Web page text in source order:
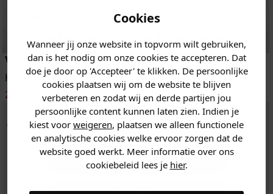
Cookies
Wanneer jij onze website in topvorm wilt gebruiken,
dan is het nodig om onze cookies te accepteren. Dat
doe je door op 'Accepteer' te klikken. De persoonlijke
cookies plaatsen wij om de website te blijven
verbeteren en zodat wij en derde partijen jou
persoonlijke content kunnen laten zien. Indien je
kiest voor weigeren, plaatsen we alleen functionele
en analytische cookies welke ervoor zorgen dat de
website goed werkt. Meer informatie over ons
cookiebeleid lees je hier.
Vingino
Hoodie
20.99
59.95 -65%
Vingino
Hoodie
20.99 59.95 -65%
korting ontvangen!
Vertel ons waar je naar op
zoek bent en claim direct
jouwkorting.
Heren kleding
Dames kleding